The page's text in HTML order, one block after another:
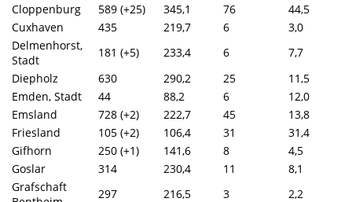
Cloppenburg
589 (+25) 345,1 76
44,5
Cuxhaven
435 219,7 6
3,0
Delmenhorst,
Stadt
181 (+5) 233,4 6
7,7
Diepholz
630 290,2 25
11,5
Emden, Stadt
44 88,2 6
12,0
Emsland
728 (+2) 222,7 45
13,8
Friesland
105 (+2) 106,4 31
31,4
Gifhorn
250 (+1) 141,6 8
4,5
Goslar
314 230,4 11
8,1
Grafschaft
297 216,5 3
2,2